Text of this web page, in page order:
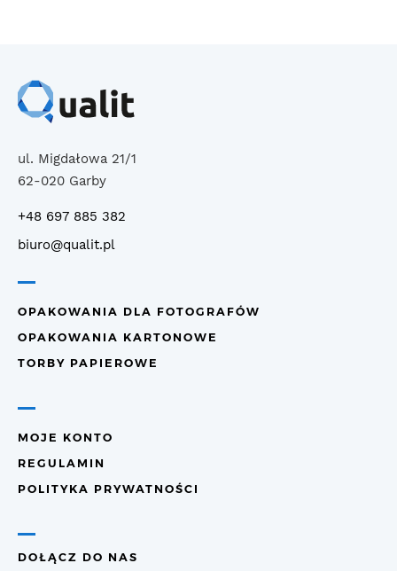
ul. Migdałowa 21/1
62-020 Garby
+48 697 885 382
biuro@qualit.pl
OPAKOWANIA DLA FOTOGRAFÓW
OPAKOWANIA KARTONOWE
TORBY PAPIEROWE
MOJE KONTO
REGULAMIN
POLITYKA PRYWATNOŚCI
DOŁĄCZ DO NAS